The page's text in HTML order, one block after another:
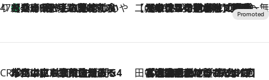
47都道府県の手みやげ ひんやりスイーツで夏を満喫
2026.8.8
【兵庫県】この夏絶対食べたい 冷やしておいしいおやつ3選 淡路島の恵みをジェラートに集約 【CREA×星野リゾート】唯一無二。癒しと発見が待つ場所へ
2026.8.7
【トンボの足水浴】ヒノキの香りに包まれて涼感マックス！約13℃の湧水かけ流しを避暑地「星野温泉 トンボの湯」で体験
CREA'S CHOICE
2026.8.7
「立川にも歌舞伎があるんだよ」 片岡仁左衛門・市川中車ら豪華座組みで4年目の立川立飛歌舞伎へ 田中稲の勝手に再ブーム
2026.8.7
「湘南乃風に憧れて」観客大盛上がりの“タオル回し”に、ラッパー顔負けの高速歌唱まで…さだまさし（74）のアグレッシブすぎる現在地